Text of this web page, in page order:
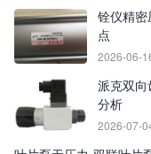
铨仪精
点
2026-06-
派克双
分析
2026-07-